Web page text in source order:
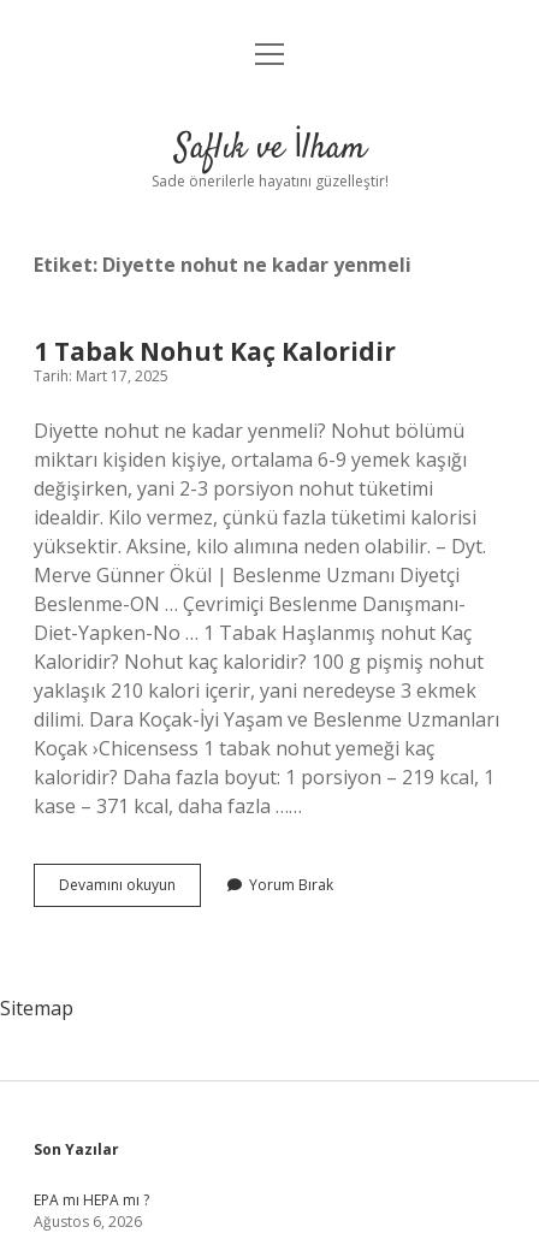
Anasayfa
Yasal Uyarı
menüyü
Saflık ve İlham
Sade önerilerle hayatını güzelleştir!
Etiket: Diyette nohut ne kadar yenmeli
1 Tabak Nohut Kaç Kaloridir
Tarih: Mart 17, 2025
Diyette nohut ne kadar yenmeli? Nohut bölümü
miktarı kişiden kişiye, ortalama 6-9 yemek kaşığı
değişirken, yani 2-3 porsiyon nohut tüketimi
idealdir. Kilo vermez, çünkü fazla tüketimi kalorisi
yüksektir. Aksine, kilo alımına neden olabilir. – Dyt.
Merve Günner Ökül | Beslenme Uzmanı Diyetçi
Beslenme-ON … Çevrimiçi Beslenme Danışmanı-
Diet-Yapken-No … 1 Tabak Haşlanmış nohut Kaç
Kaloridir? Nohut kaç kaloridir? 100 g pişmiş nohut
yaklaşık 210 kalori içerir, yani neredeyse 3 ekmek
dilimi. Dara Koçak-İyi Yaşam ve Beslenme Uzmanları
Koçak ›Chicensess 1 tabak nohut yemeği kaç
kaloridir? Daha fazla boyut: 1 porsiyon – 219 kcal, 1
kase – 371 kcal, daha fazla ……
Devamını okuyun
Tabak
Yorum Bırak
Sitemap
Sidebar
Son Yazılar
EPA mı HEPA mı ?
Ağustos 6, 2026